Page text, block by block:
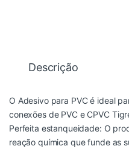
Descrição
O Adesivo para PVC é ideal
conexões de PVC e CPVC
Perfeita estanqueidade: O
reação química que funde as